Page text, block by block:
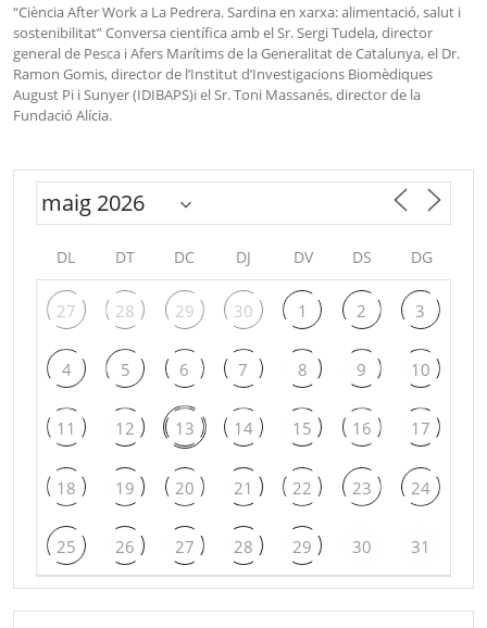
“Ciència After Work a La Pedrera. Sardina en xarxa: alimentació, salut i
sostenibilitat” Conversa científica amb el Sr. Sergi Tudela, director
general de Pesca i Afers Marítims de la Generalitat de Catalunya, el Dr.
Ramon Gomis, director de l’Institut d’Investigacions Biomèdiques
August Pi i Sunyer (IDIBAPS)i el Sr. Toni Massanés, director de la
Fundació Alícia.
DL DT DC DJ DV DS DG
27 28 29 30 1 2 3
4 5 6 7 8 9 10
11 12 13 14 15 16 17
18 19 20 21 22 23 24
25 26 27 28 29 30 31